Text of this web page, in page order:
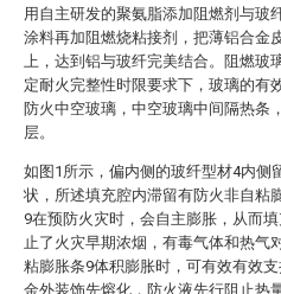
用自主研发的聚氨脂添加阻燃剂与玻
涂料再加阻燃烧粘接剂，把薄铝合金
上，达到铝与玻纤完美结合。阻燃玻
定耐火完整性时限要求下，玻璃的有
防火中空玻璃，中空玻璃中间隔热条
层。
如图1所示，偏内侧的玻纤型材4内侧
状，所述填充腔内滞留有防火非自粘
9在预防火灾时，会自主膨胀，从而
止了火灾早期浓烟，有毒气体和热气
粘膨胀条9体积膨胀时，可有效有效
金外装饰先熔化，防火液先行阻止热